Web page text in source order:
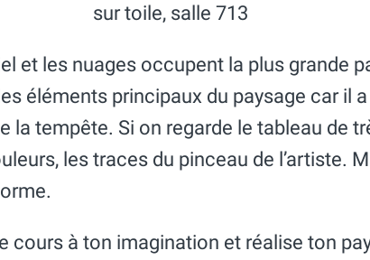
sur toile, salle 713
et les nuages occupent la plus grande
éléments principaux du paysage car il
la tempête. Si on regarde le tableau de
les traces du pinceau de l’artiste.
cours à ton imagination et réalise ton